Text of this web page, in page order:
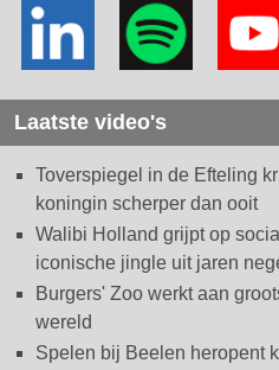
Laatste video's
Toverspiegel in de Efteling
koningin scherper dan ooit
Walibi Holland grijpt op
iconische jingle uit jaren
Burgers' Zoo werkt aan
wereld
Spelen bij Beelen heropent